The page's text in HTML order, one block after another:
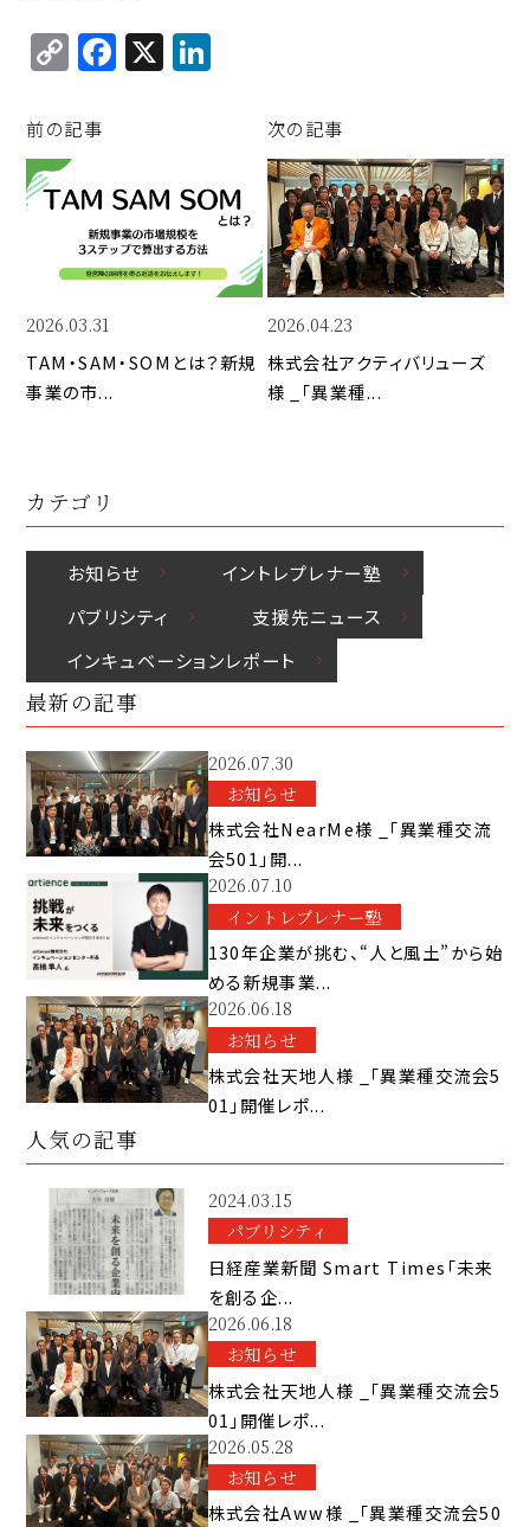
C
o
p
y
Li
n
k
F
a
b
o
o
X
d
I
n
前の記事
2026.03.31
TAM・SAM・SOMとは？新規
事業の市...
次の記事
2026.04.23
株式会社アクティバリューズ
様 _「異業種...
カテゴリ
お知らせ
イントレプレナー塾
パブリシティ
⽀援先ニュース
インキュベーションレポート
最新の記事
2026.07.30
お知らせ
株式会社NearMe様 _「異業種交流
会501」開...
2026.07.10
イントレプレナー塾
130年企業が挑む、“人と風土”から始
める新規事業...
2026.06.18
お知らせ
株式会社天地人様 _「異業種交流会5
01」開催レポ...
人気の記事
2024.03.15
パブリシティ
日経産業新聞 Smart Times「未来
を創る企...
2026.06.18
お知らせ
株式会社天地人様 _「異業種交流会5
01」開催レポ...
2026.05.28
お知らせ
株式会社Aww様 _「異業種交流会50